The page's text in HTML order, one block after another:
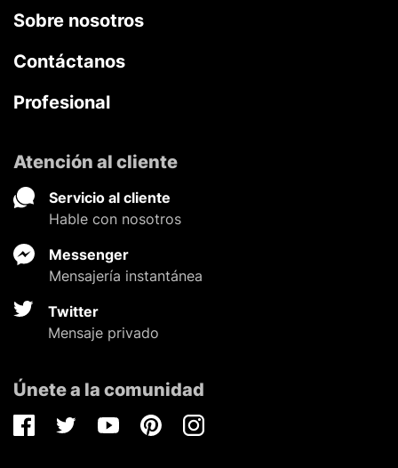
Sobre nosotros
Contáctanos
Profesional
Atención al cliente
Servicio al cliente
Hable con nosotros
Messenger
Mensajería instantánea
Twitter
Mensaje privado
Únete a la comunidad
FacebookTwitterYoutubePinterestInstagram